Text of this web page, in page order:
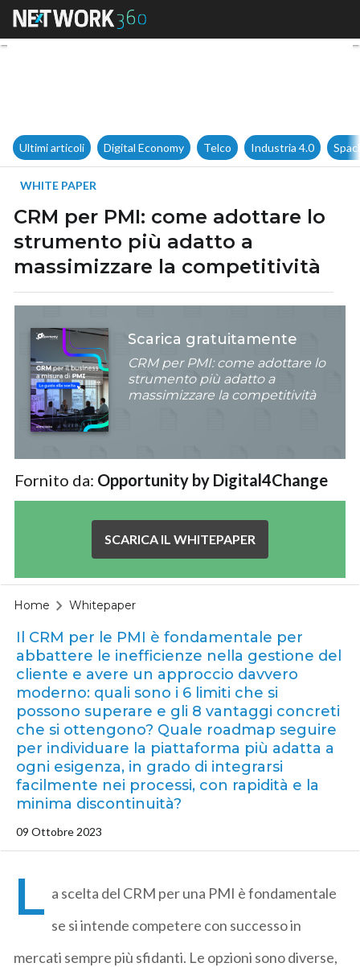
CRM per PMI: come
Ultimi articoli Digital Economy Telco Industria 4.0
WHITE PAPER
CRM per PMI: come adottare lo
strumento più adatto a
massimizzare la competitività
Scarica gratuitamente
CRM per PMI: come adottare lo
strumento più adatto a
massimizzare la competitività
Fornito da: Opportunity by Digital4Change
SCARICA IL WHITEPAPER
Home Whitepaper
Il CRM per le PMI è fondamentale per
abbattere le inefficienze nella gestione del
cliente e avere un approccio davvero
moderno: quali sono i 6 limiti che si
possono superare e gli 8 vantaggi concreti
che si ottengono? Quale roadmap seguire
per individuare la piattaforma più adatta a
ogni esigenza, in grado di integrarsi
facilmente nei processi, con rapidità e la
minima discontinuità?
09 Ottobre 2023
L a scelta del CRM per una PMI è fondamentale
se si intende competere con successo in
mercati sempre più sfidanti. Le opzioni sono diverse,